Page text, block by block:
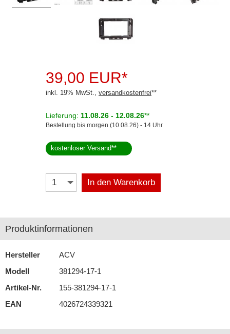
Antennenstab
Antennenstecker
Antennenverstärker
Aux-In-Adapter
Cinch-Kabel
Entriegelung
39,00 EUR*
inkl. 19% MwSt., versandkostenfrei**
Lieferung: 11.08.26 - 12.08.26**
Bestellung bis morgen (10.08.26) - 14 Uhr
kostenloser Versand**
In den Warenkorb
Produktinformationen
Hersteller
ACV
Modell
381294-17-1
Artikel-Nr.
155-381294-17-1
EAN
4026724339321